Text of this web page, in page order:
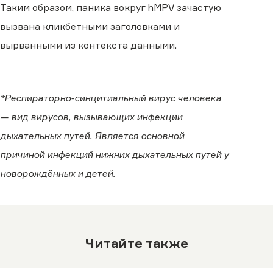
Таким образом, паника вокруг hMPV зачастую
вызвана кликбетными заголовками и
вырванными из контекста данными.
*Респираторно-синцитиальный вирус человека
— вид вирусов, вызывающих инфекции
дыхательных путей. Является основной
причиной инфекций нижних дыхательных путей у
новорождённых и детей.
Читайте также